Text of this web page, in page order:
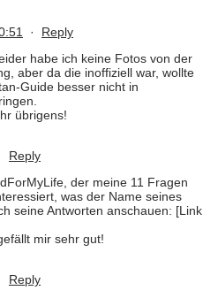
· Reply
habe ich keine Fotos von der
aber da die inoffiziell war, wollte
Guide besser nicht in
übrigens!
Reply
der meine 11 Fragen
was der Name seines
seine Antworten anschauen: [Link
mir sehr gut!
Reply